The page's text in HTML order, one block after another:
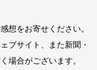
想をお寄せください。
ブサイト、また新聞・
場合がございます。